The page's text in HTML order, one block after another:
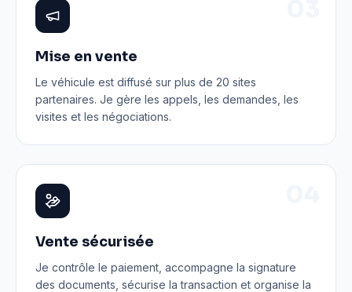
Mise en vente
Le véhicule est diffusé sur plus de 20 sites
partenaires. Je gère les appels, les demandes, les
visites et les négociations.
Vente sécurisée
Je contrôle le paiement, accompagne la signature
des documents, sécurise la transaction et organise la